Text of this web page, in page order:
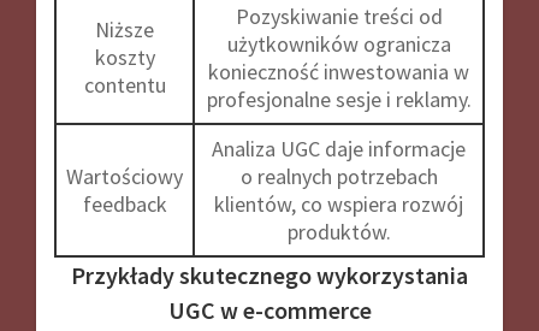
Niższe
koszty
contentu
Pozyskiwanie treści od
użytkowników ogranicza
konieczność inwestowania w
profesjonalne sesje i reklamy.
Wartościowy
feedback
Analiza UGC daje informacje
o realnych potrzebach
klientów, co wspiera rozwój
produktów.
Przykłady skutecznego wykorzystania
UGC w e-commerce